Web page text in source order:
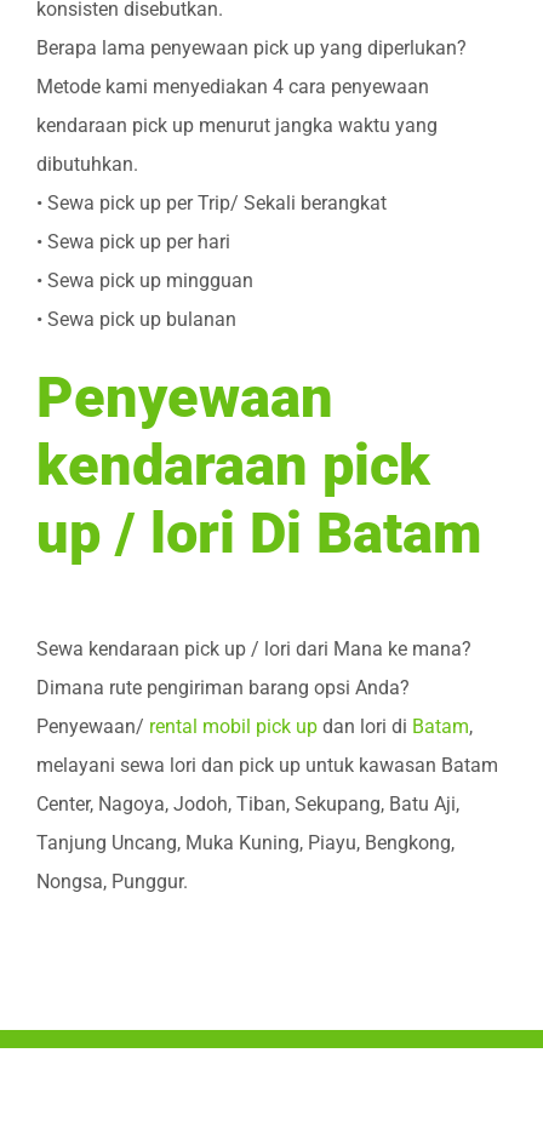
konsisten disebutkan.
Berapa lama penyewaan pick up yang diperlukan?
Metode kami menyediakan 4 cara penyewaan
kendaraan pick up menurut jangka waktu yang
dibutuhkan.
• Sewa pick up per Trip/ Sekali berangkat
• Sewa pick up per hari
• Sewa pick up mingguan
• Sewa pick up bulanan
Penyewaan
kendaraan pick
up / lori Di Batam
Sewa kendaraan pick up / lori dari Mana ke mana?
Dimana rute pengiriman barang opsi Anda?
Penyewaan/ rental mobil pick up dan lori di Batam,
melayani sewa lori dan pick up untuk kawasan Batam
Center, Nagoya, Jodoh, Tiban, Sekupang, Batu Aji,
Tanjung Uncang, Muka Kuning, Piayu, Bengkong,
Nongsa, Punggur.